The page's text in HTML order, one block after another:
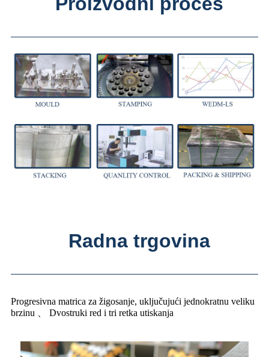
Radna trgovina
Progresivna matrica za žigosanje, uključujući jednokratnu veliku
brzinu 、 Dvostruki red i tri retka utiskanja